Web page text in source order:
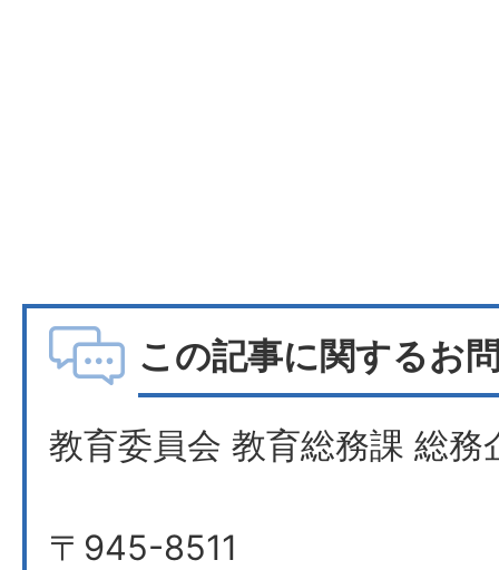
この記事に関するお
教育委員会 教育総務課 総務
〒945-8511